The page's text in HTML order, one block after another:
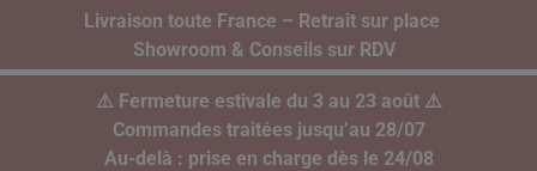
Livraison toute France – Retrait sur place
Showroom & Conseils sur RDV
⚠️ Fermeture estivale du 3 au 23 août ⚠️
Commandes traitées jusqu’au 28/07
Au-delà : prise en charge dès le 24/08